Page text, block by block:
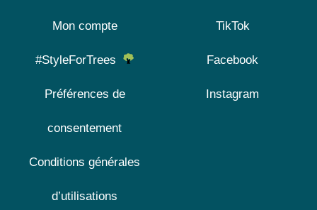
Mon compte
#StyleForTrees
Préférences de
consentement
Conditions générales
d’utilisations
TikTok
Facebook
Instagram